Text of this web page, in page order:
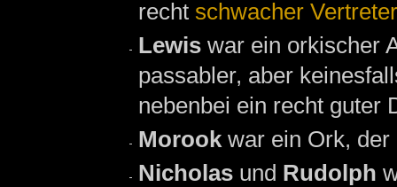
recht schwacher
Lewis war ein orkischer
passabler, aber
nebenbei ein recht guter
Morook war ein Ork,
Nicholas und Rudolph